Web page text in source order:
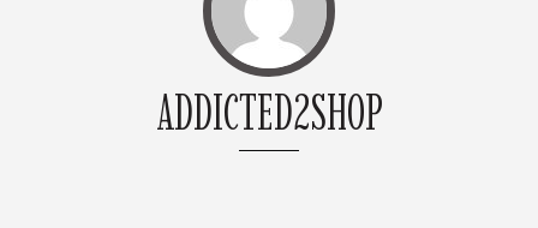
ADDICTED2SHOP